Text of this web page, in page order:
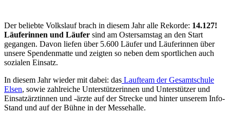
Der beliebte Volkslauf brach in diesem Jahr alle Rekorde: 14.127!
Läuferinnen und Läufer sind am Ostersamstag an den Start
gegangen. Davon liefen über 5.600 Läufer und Läuferinnen über
unsere Spendenmatte und zeigten so neben dem sportlichen auch
sozialen Einsatz.
In diesem Jahr wieder mit dabei: das Laufteam der Gesamtschule
Elsen, sowie zahlreiche Unterstützerinnen und Unterstützer und
Einsatzärztinnen und -ärzte auf der Strecke und hinter unserem Info-
Stand und auf der Bühne in der Messehalle.